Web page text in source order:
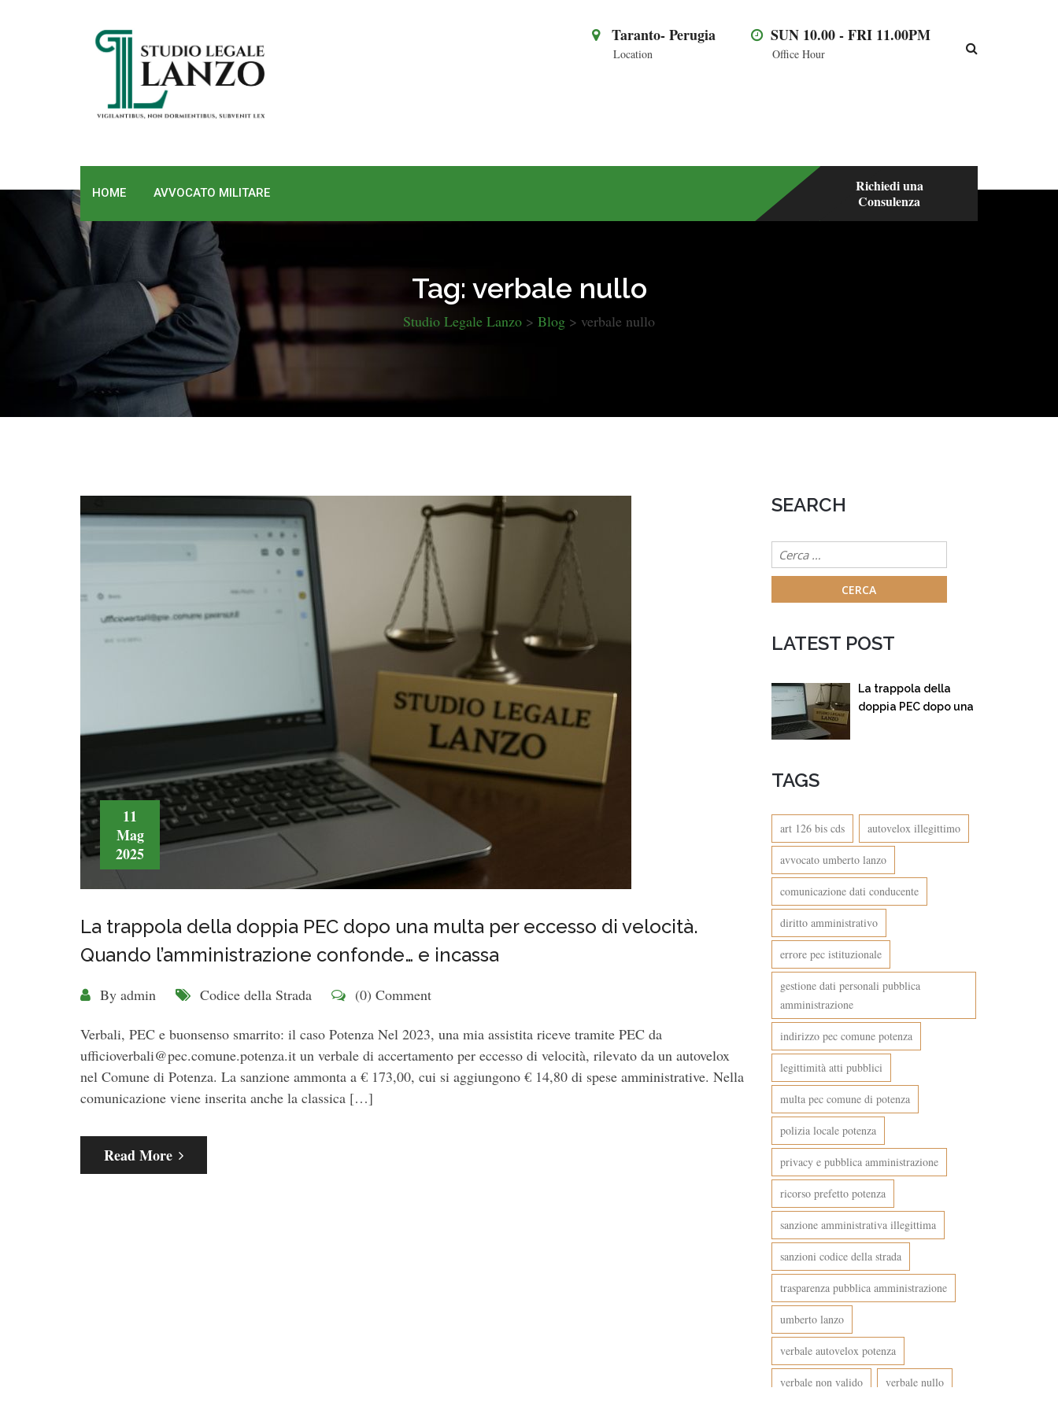
Taranto- Perugia
Location
SUN 10.00 - FRI 11.00PM
Office Hour
HOME AVVOCATO MILITARE
Richiedi una
Consulenza
Tag: verbale nullo
Studio Legale Lanzo > Blog > verbale nullo
11
Mag
2025
La trappola della doppia PEC dopo una multa per eccesso di velocità.
Quando l’amministrazione confonde… e incassa
By admin Codice della Strada (0) Comment
Verbali, PEC e buonsenso smarrito: il caso Potenza Nel 2023, una mia assistita riceve tramite PEC da
ufficioverbali@pec.comune.potenza.it un verbale di accertamento per eccesso di velocità, rilevato da un autovelox
nel Comune di Potenza. La sanzione ammonta a € 173,00, cui si aggiungono € 14,80 di spese amministrative. Nella
comunicazione viene inserita anche la classica […]
Read More
SEARCH
Ricerca
per:
LATEST POST
La trappola della
doppia PEC dopo una
TAGS
art 126 bis cds autovelox illegittimo
avvocato umberto lanzo
comunicazione dati conducente
diritto amministrativo
errore pec istituzionale
gestione dati personali pubblica
amministrazione
indirizzo pec comune potenza
legittimità atti pubblici
multa pec comune di potenza
polizia locale potenza
privacy e pubblica amministrazione
ricorso prefetto potenza
sanzione amministrativa illegittima
sanzioni codice della strada
trasparenza pubblica amministrazione
umberto lanzo
verbale autovelox potenza
verbale non valido verbale nullo